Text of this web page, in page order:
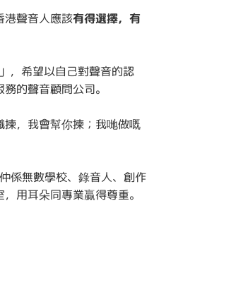
港聲音人應該有得選擇，有
」，希望以自己對聲音的認
的聲音顧問公司。
揀，我會幫你揀；我哋做嘅
係無數學校、錄音人、創作
用耳朵同專業贏得尊重。